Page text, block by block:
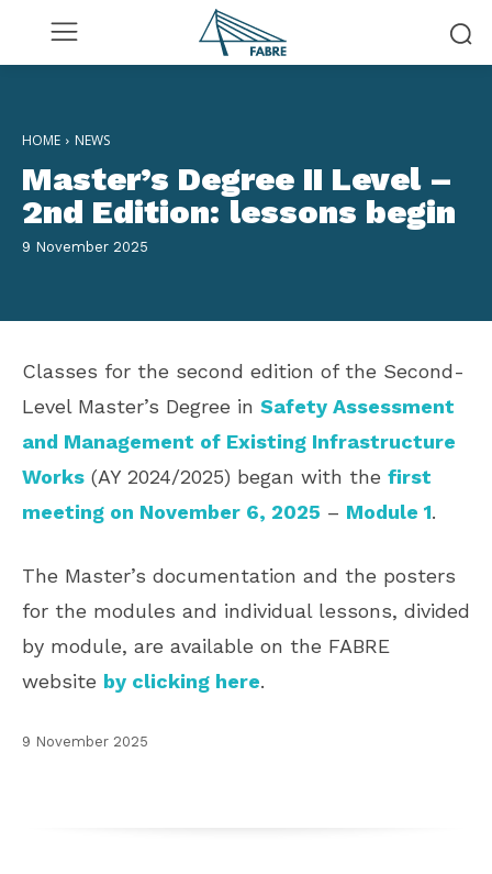
HOME NEWS
Master’s Degree II Level –
2nd Edition: lessons begin
9 November 2025
Classes for the second edition of the Second-
Level Master’s Degree in Safety Assessment
and Management of Existing Infrastructure
Works (AY 2024/2025) began with the first
meeting on November 6, 2025 – Module 1.
The Master’s documentation and the posters
for the modules and individual lessons, divided
by module, are available on the FABRE
website by clicking here.
9 November 2025